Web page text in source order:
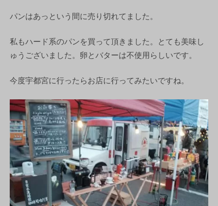
パンはあっという間に売り切れてました。
私もハード系のパンを買って頂きました。とても美味し
ゅうございました。卵とバターは不使用らしいです。
今度宇都宮に行ったらお店に行ってみたいですね。